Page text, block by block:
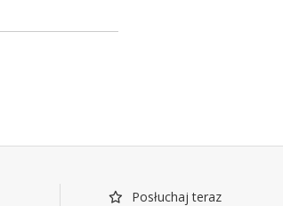
Posłuchaj teraz